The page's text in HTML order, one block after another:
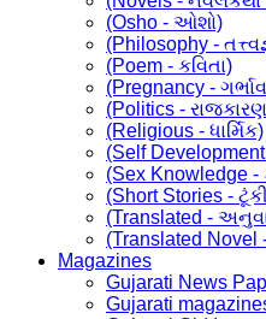
(Osho - ઓશો)
(Philosophy -
(Poem - કવિતા)
(Pregnancy -
(Politics -
(Religious - ધાર્મિક)
(Self
(Sex Knowledge -
(Short Stories - ટૂંકી
(Translated -
(Translated Novel
Magazines
Gujarati News
Gujarati